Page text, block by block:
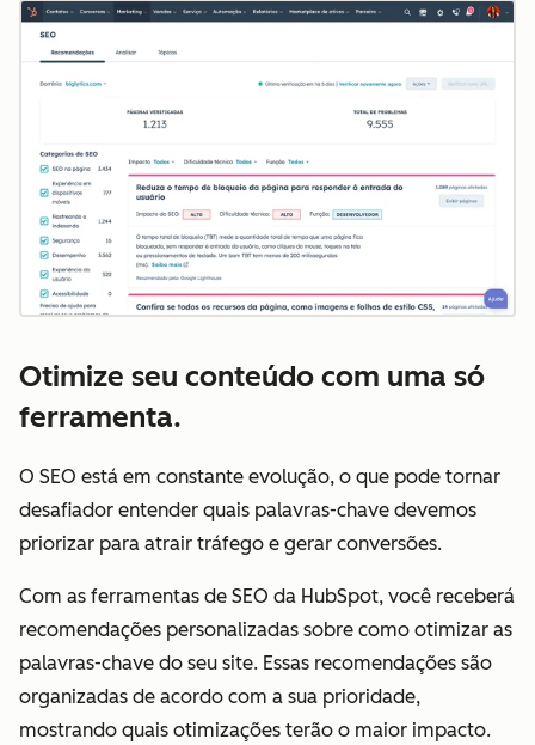
Otimize seu conteúdo com uma só
ferramenta.
O SEO está em constante evolução, o que pode tornar
desafiador entender quais palavras-chave devemos
priorizar para atrair tráfego e gerar conversões.
Com as ferramentas de SEO da HubSpot, você receberá
recomendações personalizadas sobre como otimizar as
palavras-chave do seu site. Essas recomendações são
organizadas de acordo com a sua prioridade,
mostrando quais otimizações terão o maior impacto.